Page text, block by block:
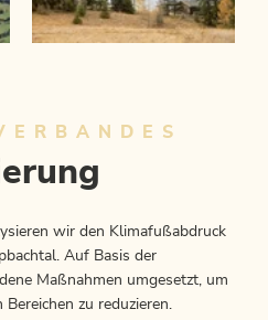
wir den Klimafußabdruck
Auf Basis der
Maßnahmen umgesetzt, um
zu reduzieren.